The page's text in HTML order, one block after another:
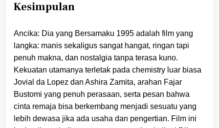
Kesimpulan
Ancika: Dia yang Bersamaku 1995 adalah film yang
langka: manis sekaligus sangat hangat, ringan tapi
penuh makna, dan nostalgia tanpa terasa kuno.
Kekuatan utamanya terletak pada chemistry luar biasa
Jovial da Lopez dan Ashira Zamita, arahan Fajar
Bustomi yang penuh perasaan, serta pesan bahwa
cinta remaja bisa berkembang menjadi sesuatu yang
lebih dewasa jika ada usaha dan pengertian. Film ini